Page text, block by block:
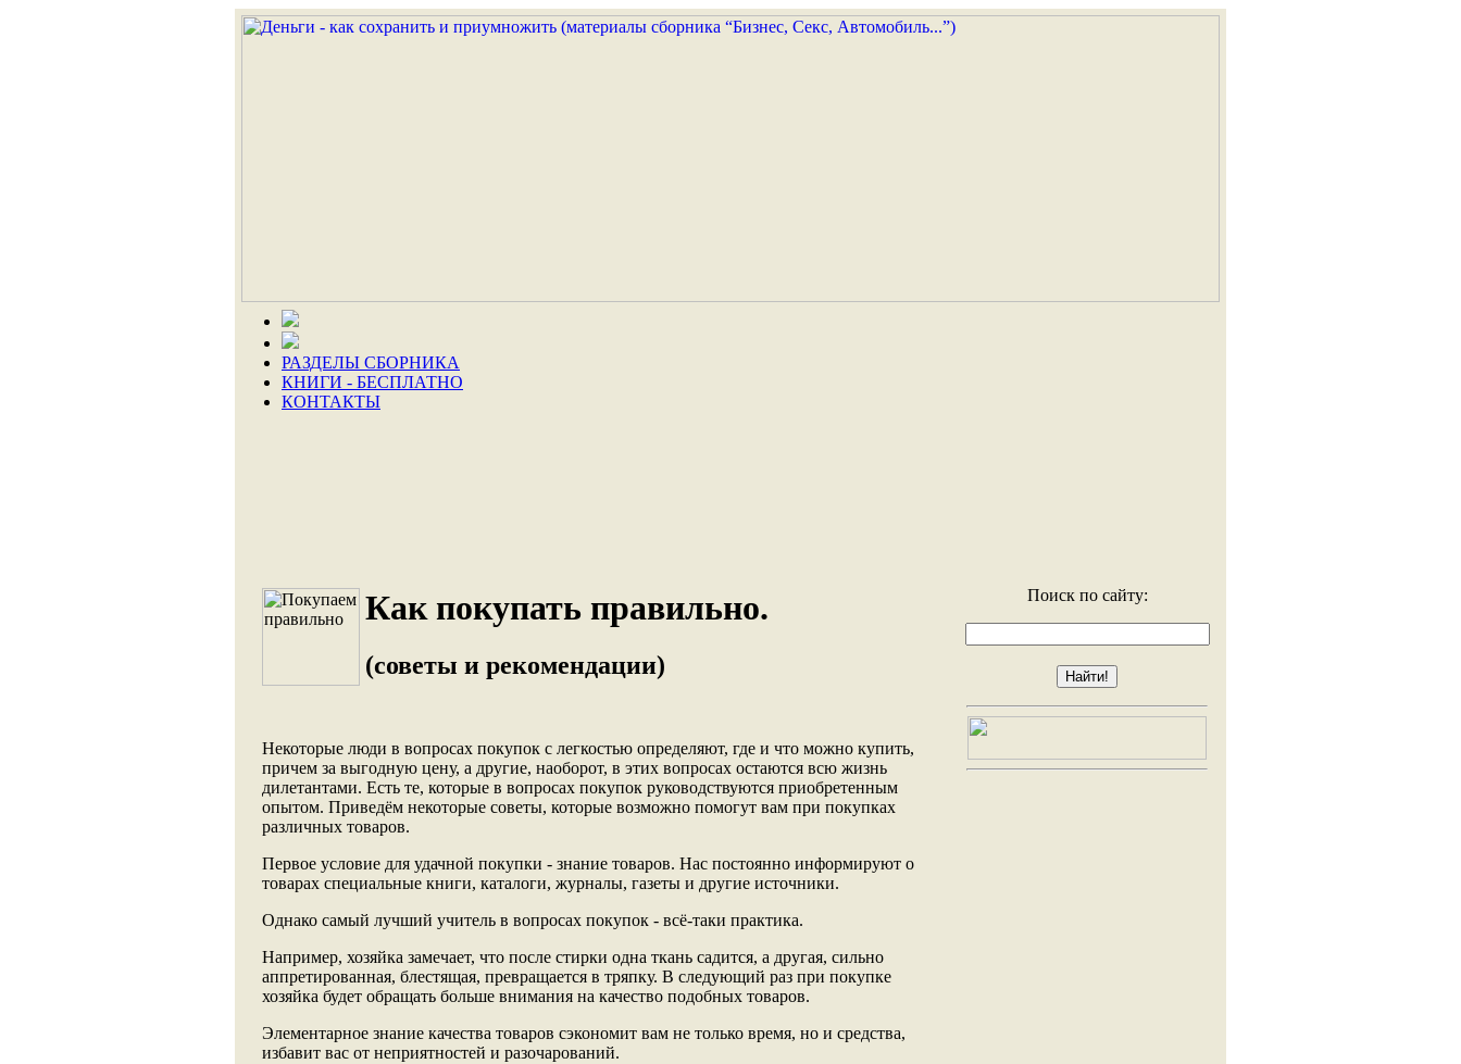
РАЗДЕЛЫ СБОРНИКА
КНИГИ - БЕСПЛАТНО
КОНТАКТЫ
Как покупать правильно.
(советы и рекомендации)
Некоторые люди в вопросах покупок с легкостью определяют, где и что можно купить,
причем за выгодную цену, а другие, наоборот, в этих вопросах остаются всю жизнь
дилетантами. Есть те, которые в вопросах покупок руководствуются приобретенным
опытом. Приведём некоторые советы, которые возможно помогут вам при покупках
различных товаров.
Первое условие для удачной покупки - знание товаров. Нас постоянно информируют о
товарах специальные книги, каталоги, журналы, газеты и другие источники.
Однако самый лучший учитель в вопросах покупок - всё-таки практика.
Например, хозяйка замечает, что после стирки одна ткань садится, а другая, сильно
аппретированная, блестящая, превращается в тряпку. В следующий раз при покупке
хозяйка будет обращать больше внимания на качество подобных товаров.
Элементарное знание качества товаров сэкономит вам не только время, но и средства,
избавит вас от неприятностей и разочарований.
Поиск по сайту: